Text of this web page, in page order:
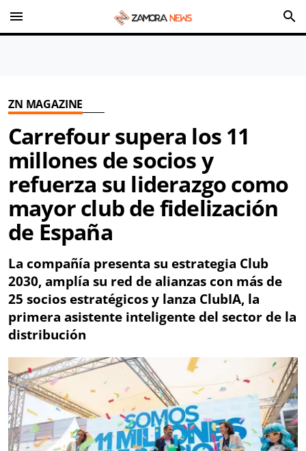
menu search
ZN MAGAZINE
Carrefour supera los 11
millones de socios y
refuerza su liderazgo como
mayor club de fidelización
de España
La compañía presenta su estrategia Club
2030, amplía su red de alianzas con más de
25 socios estratégicos y lanza ClubIA, la
primera asistente inteligente del sector de la
distribución